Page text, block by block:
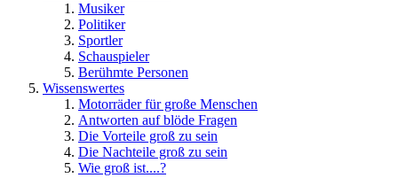
Musiker
Politiker
Sportler
Schauspieler
Berühmte Personen
Wissenswertes
Motorräder für große Menschen
Antworten auf blöde Fragen
Die Vorteile groß zu sein
Die Nachteile groß zu sein
Wie groß ist....?